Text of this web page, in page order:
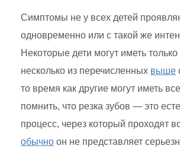
Симптомы не у всех детей
одновременно или с такой же
Некоторые дети могут иметь
несколько из перечисленных выше
то время как другие могут иметь все
помнить, что резка зубов — это
процесс, через который проходят
обычно он не представляет